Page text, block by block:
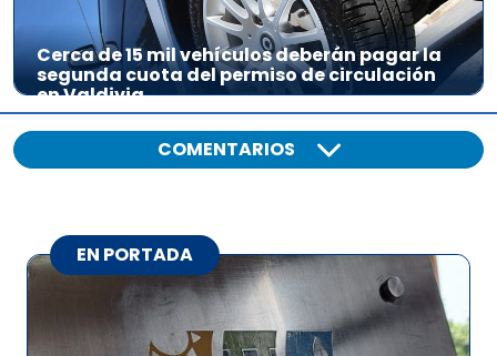
Cerca de 15 mil vehículos deberán pagar la
segunda cuota del permiso de circulación
en Valdivia
COMENTARIOS
EN PORTADA